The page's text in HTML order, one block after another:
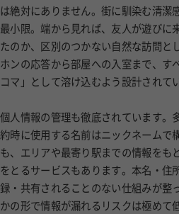
最小限。端から見れば、友人が遊びに
たのか、区別のつかない自然な訪問と
ホンの応答から部屋への入室まで、す
コマ」として溶け込むよう設計されて
約時に使用する名前はニックネームで
も、エリアや最寄り駅までの情報をも
をとるサービスもあります。本名・住
録・共有されることのない仕組みが整
かの形で情報が漏れるリスクは極めて
支払いも現金や事前決済が基本で、ク